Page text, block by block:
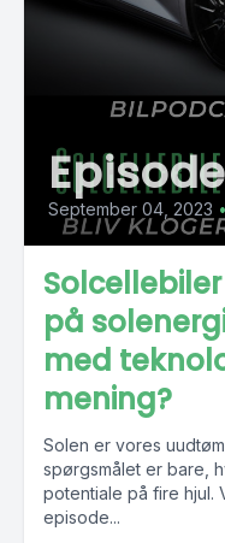
September 04, 2023 •
på
med
mening?
Solen er vores
spørgsmålet er bare,
potentiale på fire hjul.
episode...